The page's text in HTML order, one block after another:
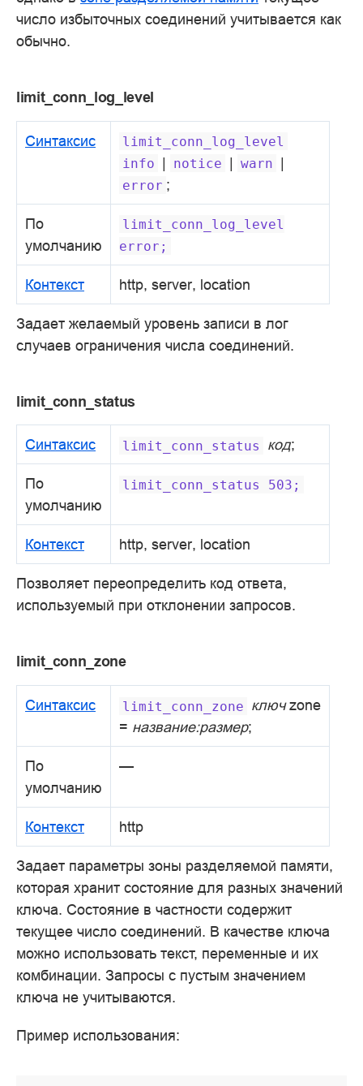
число избыточных соединений учитывается как
обычно.
limit_conn_log_level
Синтаксис
limit_conn_log_level
info | notice | warn |
error ;
По
умолчанию
limit_conn_log_level
error;
Контекст http, server, location
Задает желаемый уровень записи в лог
случаев ограничения числа соединений.
limit_conn_status
Синтаксис limit_conn_status код;
По
умолчанию
limit_conn_status 503;
Контекст http, server, location
Позволяет переопределить код ответа,
используемый при отклонении запросов.
limit_conn_zone
Синтаксис limit_conn_zone ключzone
= название:размер;
По
умолчанию
—
Контекст http
Задает параметры зоны разделяемой памяти,
которая хранит состояние для разных значений
ключа. Состояние в частности содержит
текущее число соединений. В качестве ключа
можно использовать текст, переменные и их
комбинации. Запросы с пустым значением
ключа не учитываются.
Пример использования: